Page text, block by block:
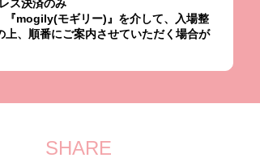
ス決済のみ
『mogily(モギリー)』を介して、入場整
上、順番にご案内させていただく場合が
SHARE